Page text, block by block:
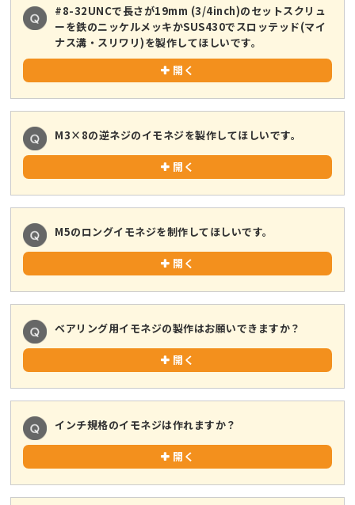
#8-32UNCで長さが19mm (3/4inch)のセットスクリュ
ーを鉄のニッケルメッキかSUS430でスロッテッド(マイ
ナス溝・スリワリ)を製作してほしいです。
開く
M3×8の逆ネジのイモネジを製作してほしいです。
開く
M5のロングイモネジを制作してほしいです。
開く
ベアリング用イモネジの製作はお願いできますか？
開く
インチ規格のイモネジは作れますか？
開く